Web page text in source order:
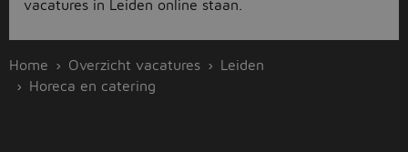
vacatures in Leiden online staan.
Home Overzicht vacatures
Leiden
Horeca en catering